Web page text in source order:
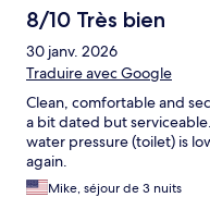
8/10 Très bien
30 janv. 2026
Traduire avec Google
Clean, comfortable and
a bit dated but
water pressure (toilet) is
again.
Mike, séjour de 3 nuits